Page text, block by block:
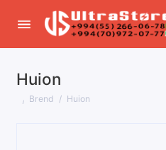
Huion
Brend Huion